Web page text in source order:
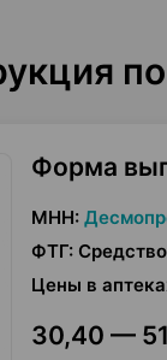
Форма
МНН:
ФТГ:
Цены в
30,40 —